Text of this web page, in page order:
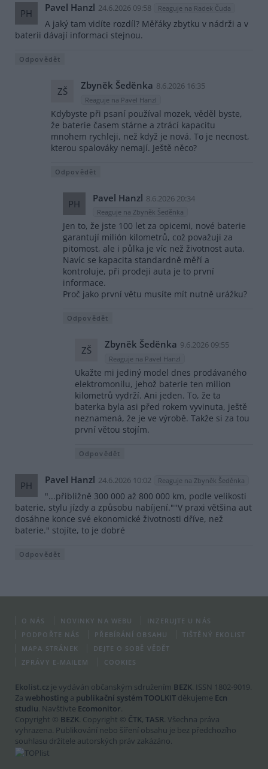
PH Pavel Hanzl 24.6.2026 09:58 Reaguje na Radek Čuda
A jaký tam vidíte rozdíl? Měřáky zbytku v nádrži a v
baterii dávají informaci stejnou.
Odpovědět
ZŠ Zbyněk Šeděnka 8.6.2026 16:35
Reaguje na Pavel Hanzl
Kdybyste při psaní používal mozek, věděl byste,
že baterie časem stárne a ztrácí kapacitu
mnohem rychleji, než když je nová. To je necnost,
kterou spalováky nemají. Ještě něco?
Odpovědět
PH Pavel Hanzl 8.6.2026 20:34
Reaguje na Zbyněk Šeděnka
Jen to, že jste 100 let za opicemi, nové baterie
garantují milión kilometrů, což považuji za
pitomost, ale i půlka je víc než životnost auta.
Navíc se kapacita standardně měří a
kontroluje, při prodeji auta je to první
informace.
Proč jako první větu musíte mít nutně urážku?
Odpovědět
ZŠ Zbyněk Šeděnka 9.6.2026 09:55
Reaguje na Pavel Hanzl
Ukažte mi jediný model dnes prodávaného
elektromonilu, jehož baterie ten milion
kilometrů vydrží. Ani jeden. To, že ta
baterka byla asi před rokem vyvinuta, ještě
neznamená, že je ve výrobě. Takže si za tou
první větou stojím.
Odpovědět
PH Pavel Hanzl 24.6.2026 10:02 Reaguje na Zbyněk Šeděnka
"...přibližně 300 000 až 800 000 km, podle velikosti
baterie, stylu jízdy a způsobu nabíjení.""V praxi většina aut
dosáhne konce své ekonomické životnosti dříve, než
baterie." stojíte, to je dobré
Odpovědět
O NÁS NOVINKY NA WEBU
INZERUJTE U NÁS
PODPOŘTE NÁS
PŘEBÍRÁNÍ OBSAHU
TIŠTĚNÝ EKOLIST
MAPA STRÁNEK
DEJTE O SOBĚ VĚDĚT
ZPRÁVY E-MAILEM
COOKIES
Ekolist.cz je vydáván občanským sdružením BEZK. ISSN 1802-9019.
Za webhosting a publikační systém TOOLKIT děkujeme Ecn
studiu. Navštivte Ecomonitor.
Copyright © BEZK. Copyright © ČTK, TASR. Všechna práva
vyhrazena. Publikování nebo šíření obsahu je bez předchozího
souhlasu držitele autorských práv zakázáno.